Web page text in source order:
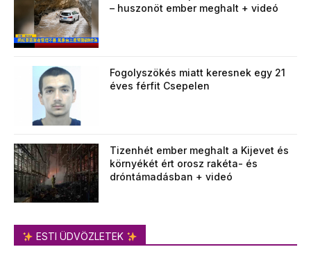
– huszonöt ember meghalt + videó
Fogolyszökés miatt keresnek egy 21
éves férfit Csepelen
Tizenhét ember meghalt a Kijevet és
környékét ért orosz rakéta- és
dróntámadásban + videó
ESTI ÜDVÖZLETEK